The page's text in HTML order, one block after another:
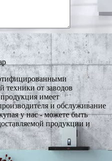
техники от заводов
имеет
и обслуживание
у нас - можете быть
продукции и